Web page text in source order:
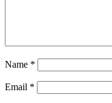
Name *
Email *